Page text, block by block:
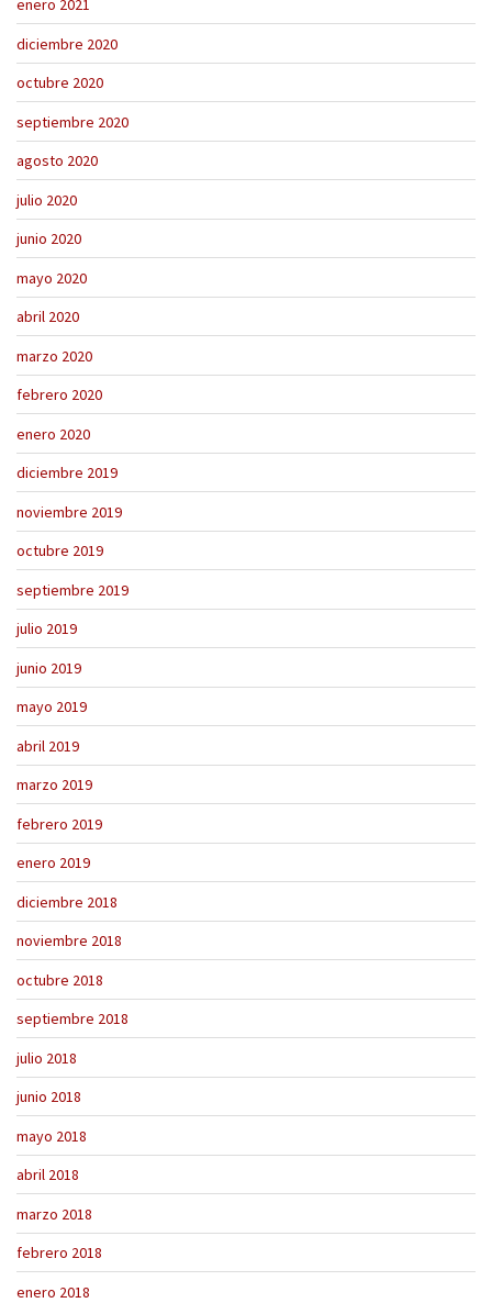
enero 2021
diciembre 2020
octubre 2020
septiembre 2020
agosto 2020
julio 2020
junio 2020
mayo 2020
abril 2020
marzo 2020
febrero 2020
enero 2020
diciembre 2019
noviembre 2019
octubre 2019
septiembre 2019
julio 2019
junio 2019
mayo 2019
abril 2019
marzo 2019
febrero 2019
enero 2019
diciembre 2018
noviembre 2018
octubre 2018
septiembre 2018
julio 2018
junio 2018
mayo 2018
abril 2018
marzo 2018
febrero 2018
enero 2018